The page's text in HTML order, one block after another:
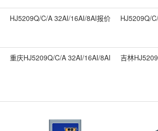
HJ5209Q/C/A 32AI/16AI/8AI报价 HJ5209Q/
重庆HJ5209Q/C/A 32AI/16AI/8AI 吉林